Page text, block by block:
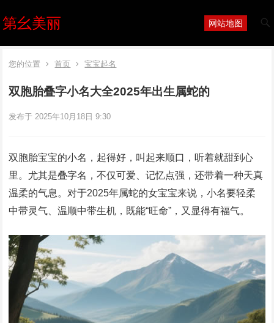
第幺美丽 网站地图
您的位置 首页 宝宝起名
双胞胎叠字小名大全2025年出生属蛇的
发布于 2025年10月18日 9:30
双胞胎宝宝的小名，起得好，叫起来顺口，听着就甜到心
里。尤其是叠字名，不仅可爱、记忆点强，还带着一种天真
温柔的气息。对于2025年属蛇的女宝宝来说，小名要轻柔
中带灵气、温顺中带生机，既能“旺命”，又显得有福气。